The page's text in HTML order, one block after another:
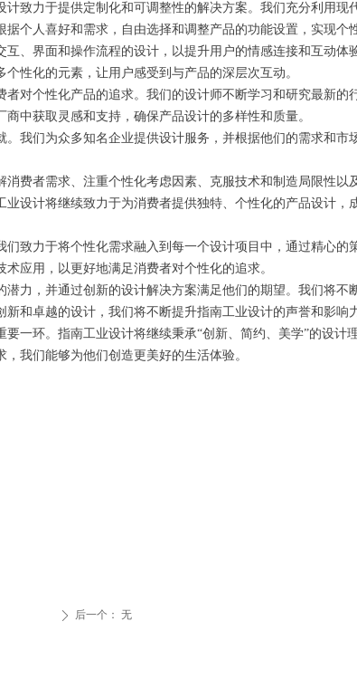
力于提供定制化和可调整性的解决方案。我们充分利用现
个人喜好和需求，自由选择和调整产品的功能设置，实现个
界面和操作流程的设计，以提升用户的情感连接和互动体
性化的元素，让用户感受到与产品的深层次互动。
个性化产品的追求。我们的设计师不断学习和研究最新的
中获取灵感和支持，确保产品设计的多样性和质量。
们为众多知名企业提供设计服务，并根据他们的需求和市
者需求、注重个性化考虑因素、克服技术和制造局限性以
设计将继续致力于为消费者提供独特、个性化的产品设计，
力于将个性化需求融入到每一个设计项目中，通过精心的
应用，以更好地满足消费者对个性化的追求。
，并通过创新的设计解决方案满足他们的期望。我们将不
和卓越的设计，我们将不断提升指南工业设计的声誉和影响力
环。指南工业设计将继续秉承“创新、简约、美学”的设计
我们能够为他们创造更美好的生活体验。
ꄲ 后一个： 无